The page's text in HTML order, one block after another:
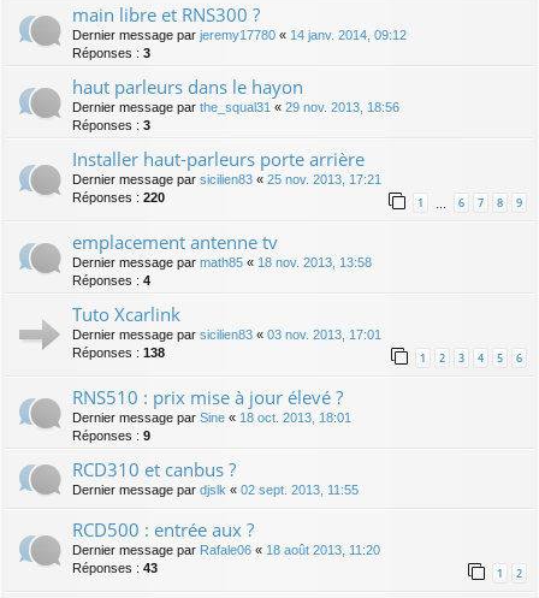
main libre et RNS300 ?
Dernier message par jeremy17780 « 14 janv. 2014, 09:12
Réponses : 3
haut parleurs dans le hayon
Dernier message par the_squal31 « 29 nov. 2013, 18:56
Réponses : 3
Installer haut-parleurs porte arrière
Dernier message par sicilien83 « 25 nov. 2013, 17:21
Réponses : 220 1 6 7 8 9
emplacement antenne tv
Dernier message par math85 « 18 nov. 2013, 13:58
Réponses : 4
Tuto Xcarlink
Dernier message par sicilien83 « 03 nov. 2013, 17:01
Réponses : 138 1 2 3 4 5 6
RNS510 : prix mise à jour élevé ?
Dernier message par Sine « 18 oct. 2013, 18:01
Réponses : 9
RCD310 et canbus ?
Dernier message par djslk « 02 sept. 2013, 11:55
RCD500 : entrée aux ?
Dernier message par Rafale06 « 18 août 2013, 11:20
Réponses : 43 1 2